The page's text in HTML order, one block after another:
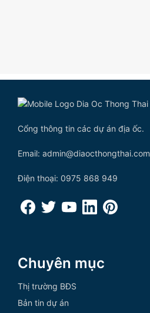
Cổng thông tin các dự án địa ốc.
Email: admin@diaocthongthai.com
Điện thoại: 0975 868 949
Chuyên mục
Thị trường BĐS
Bản tin dự án